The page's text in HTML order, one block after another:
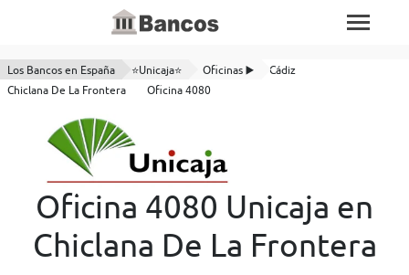
Los Bancos en España ⭐Unicaja⭐ Oficinas ▶️
Cádiz
Chiclana De La Frontera
Oficina 4080
Oficina 4080 Unicaja en
Chiclana De La Frontera